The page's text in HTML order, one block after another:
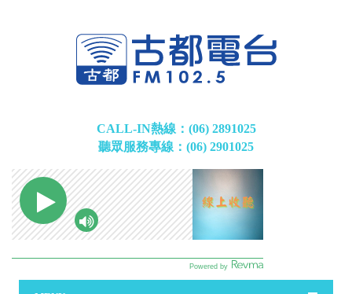
CALL-IN熱線：(06) 2891025
聽眾服務專線：(06) 2901025